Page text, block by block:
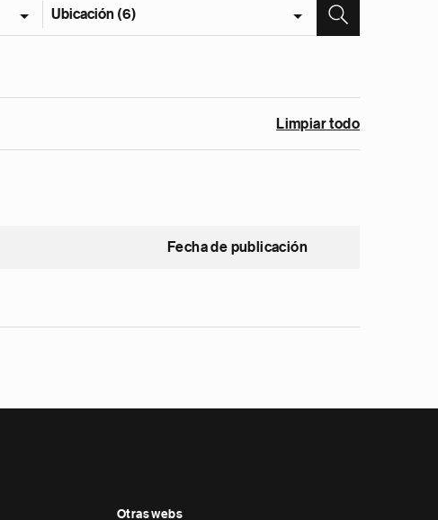
Ubicación (6)
Limpiar todo
Fecha de publicación
Otras webs